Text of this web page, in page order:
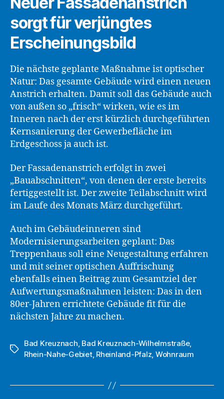
sorgt für verjüngtes
Erscheinungsbild
Die nächste geplante Maßnahme ist optischer
Natur: Das gesamte Gebäude wird einen neuen
Anstrich erhalten. Damit soll das Gebäude auch
von außen so „frisch“ wirken, wie es im
Inneren nach der erst kürzlich durchgeführten
Kernsanierung der Gewerbefläche im
Erdgeschoss ja auch ist.
Der Fassadenanstrich erfolgt in zwei
„Bauabschnitten“, von denen der erste bereits
fertiggestellt ist. Der zweite Teilabschnitt wird
im Laufe des Monats März durchgeführt.
Auch im Gebäudeinneren sind
Modernisierungsarbeiten geplant: Das
Treppenhaus soll eine Neugestaltung erfahren
und mit seiner optischen Auffrischung
ebenfalls einen Beitrag zum Gesamtziel der
Aufwertungsmaßnahmen leisten: Das in den
80er-Jahren errichtete Gebäude fit für die
nächsten Jahre zu machen.
Schlagwörter
Bad Kreuznach, Bad Kreuznach-Wilhelmstraße,
Rhein-Nahe-Gebiet, Rheinland-Pfalz, Wohnraum